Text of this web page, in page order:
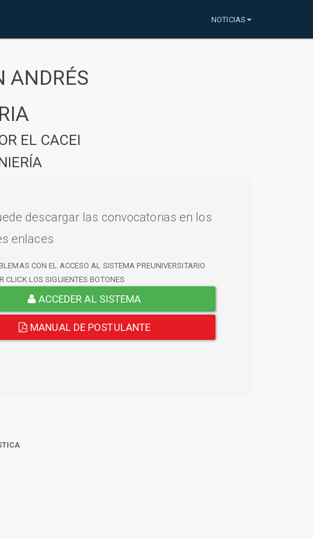
NOTICIAS
ANDRÉS
EL CACEI
descargar las convocatorias en los
enlaces
CON EL ACCESO AL SISTEMA PREUNIVERSITARIO
CLICK LOS SIGUIENTES BOTONES
ACCEDER AL SISTEMA
MANUAL DE POSTULANTE